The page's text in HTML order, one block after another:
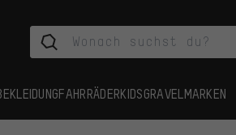
FAHRRÄDERKIDSGRAVEL MARKEN